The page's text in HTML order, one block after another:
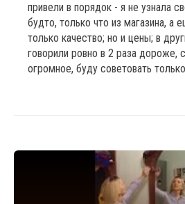
привели в порядок - я не узнала
будто, только что из магазина, а
только качество; но и цены; в
говорили ровно в 2 раза дороже,
огромное, буду советовать